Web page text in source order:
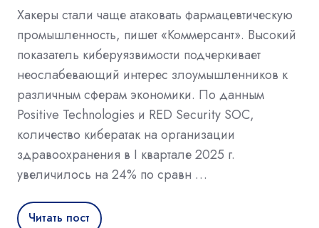
Хакеры стали чаще атаковать фармацевтическую
промышленность, пишет «Коммерсант». Высокий
показатель киберуязвимости подчеркивает
неослабевающий интерес злоумышленников к
различным сферам экономики. По данным
Positive Technologies и RED Security SOC,
количество кибератак на организации
здравоохранения в I квартале 2025 г.
увеличилось на 24% по сравн …
Читать пост